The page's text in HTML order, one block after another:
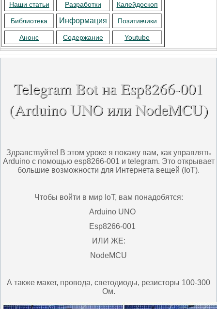
Наши статьи Разработки Калейдоскоп
Библиотека Информация Позитивчики
Анонс Содержание Youtube
Telegram Bot на Esp8266-001
(Arduino UNO или NodeMCU)
Здравствуйте! В этом уроке я покажу вам, как управлять
Arduino с помощью esp8266-001 и telegram. Это открывает
большие возможности для Интернета вещей (IoT).
Чтобы войти в мир IoT, вам понадобятся:
Arduino UNO
Esp8266-001
ИЛИ ЖЕ:
NodeMCU
А также макет, провода, светодиоды, резисторы 100-300
Ом.